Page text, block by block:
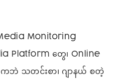
Monitoring
Platform တွေ၊ Online
ဘဲ သတင်းစာ၊ ဂျာနယ် စတဲ့